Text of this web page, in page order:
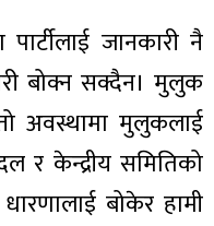
जानकारी नै
बोक्न सक्दैन। मुलुक
अवस्थामा मुलुकलाई
र केन्द्रीय समितिको
बोकेर हामी